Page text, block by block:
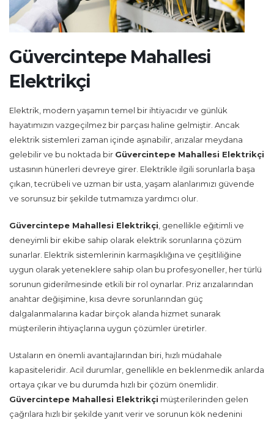
Güvercintepe Mahallesi
Elektrikçi
Elektrik, modern yaşamın temel bir ihtiyacıdır ve günlük
hayatımızın vazgeçilmez bir parçası haline gelmiştir. Ancak
elektrik sistemleri zaman içinde aşınabilir, arızalar meydana
gelebilir ve bu noktada bir Güvercintepe Mahallesi Elektrikçi
ustasının hünerleri devreye girer. Elektrikle ilgili sorunlarla başa
çıkan, tecrübeli ve uzman bir usta, yaşam alanlarımızı güvende
ve sorunsuz bir şekilde tutmamıza yardımcı olur.
Güvercintepe Mahallesi Elektrikçi , genellikle eğitimli ve
deneyimli bir ekibe sahip olarak elektrik sorunlarına çözüm
sunarlar. Elektrik sistemlerinin karmaşıklığına ve çeşitliliğine
uygun olarak yeteneklere sahip olan bu profesyoneller, her türlü
sorunun giderilmesinde etkili bir rol oynarlar. Priz arızalarından
anahtar değişimine, kısa devre sorunlarından güç
dalgalanmalarına kadar birçok alanda hizmet sunarak
müşterilerin ihtiyaçlarına uygun çözümler üretirler.
Ustaların en önemli avantajlarından biri, hızlı müdahale
kapasiteleridir. Acil durumlar, genellikle en beklenmedik anlarda
ortaya çıkar ve bu durumda hızlı bir çözüm önemlidir.
Güvercintepe Mahallesi Elektrikçi müşterilerinden gelen
çağrılara hızlı bir şekilde yanıt verir ve sorunun kök nedenini